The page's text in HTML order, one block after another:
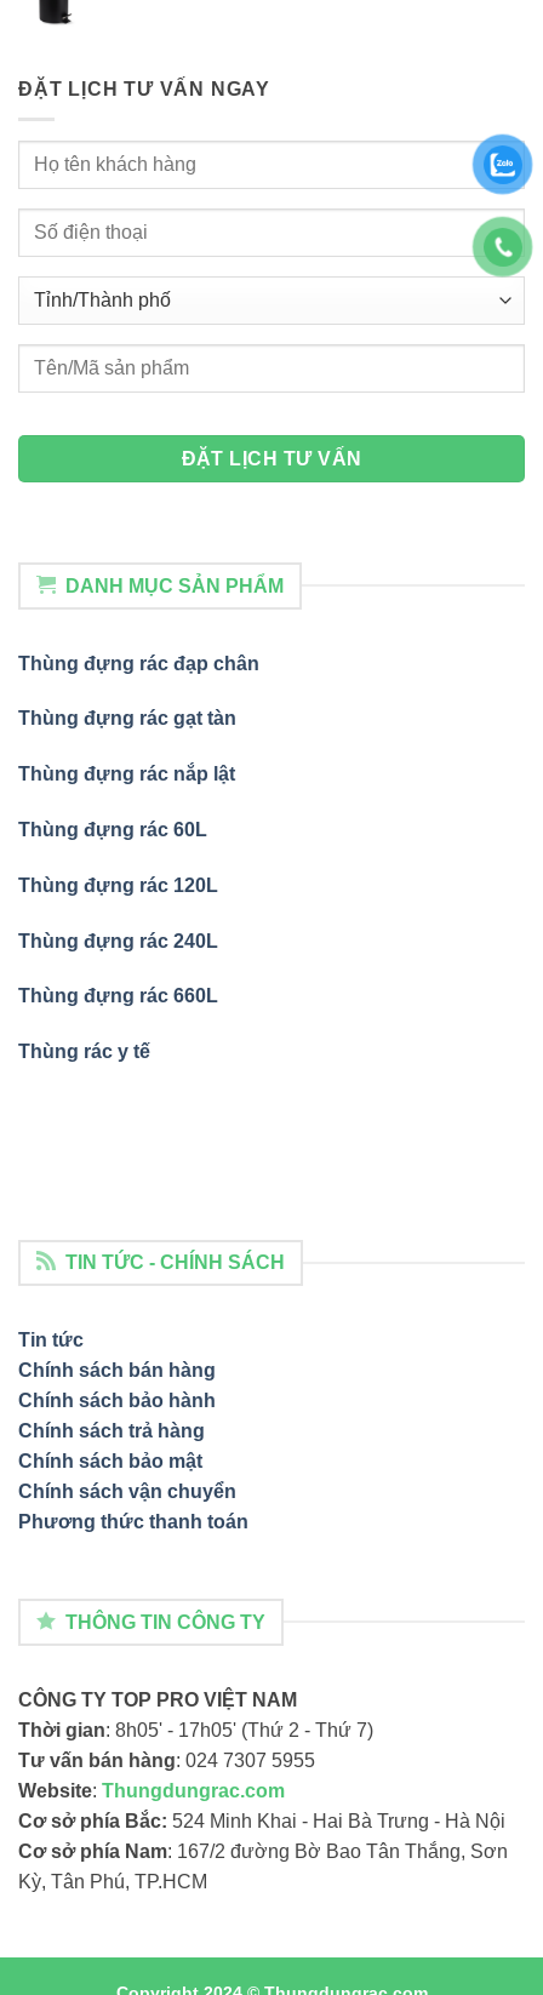
ĐẶT LỊCH TƯ VẤN NGAY
DANH MỤC SẢN PHẨM
Thùng đựng rác đạp chân
Thùng đựng rác gạt tàn
Thùng đựng rác nắp lật
Thùng đựng rác 60L
Thùng đựng rác 120L
Thùng đựng rác 240L
Thùng đựng rác 660L
Thùng rác y tế
TIN TỨC - CHÍNH SÁCH
Tin tức
Chính sách bán hàng
Chính sách bảo hành
Chính sách trả hàng
Chính sách bảo mật
Chính sách vận chuyển
Phương thức thanh toán
THÔNG TIN CÔNG TY
CÔNG TY TOP PRO VIỆT NAM
Thời gian: 8h05' - 17h05' (Thứ 2 - Thứ 7)
Tư vấn bán hàng: 024 7307 5955
Website: Thungdungrac.com
Cơ sở phía Bắc: 524 Minh Khai - Hai Bà Trưng - Hà Nội
Cơ sở phía Nam: 167/2 đường Bờ Bao Tân Thắng, Sơn
Kỳ, Tân Phú, TP.HCM